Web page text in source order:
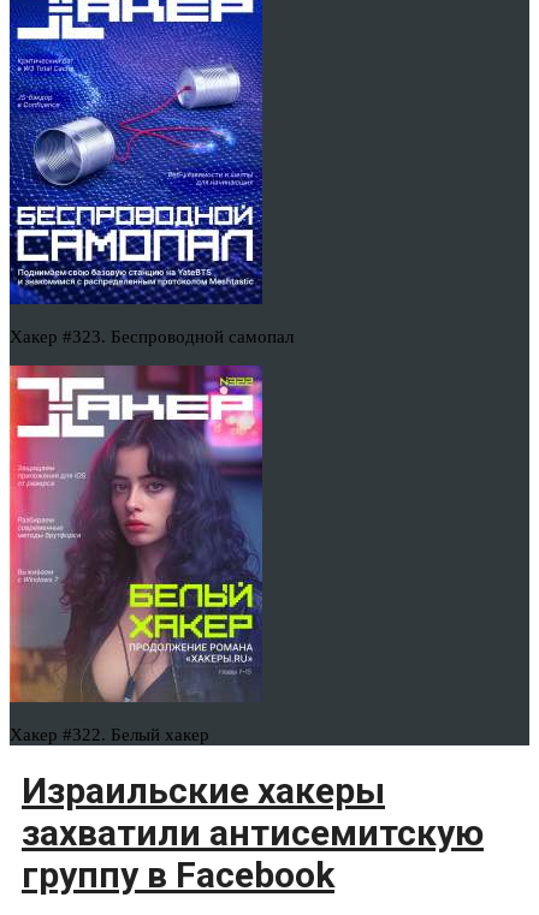
Хакер #323. Беспроводной самопал
Хакер #322. Белый хакер
Израильские хакеры
захватили антисемитскую
группу в Facebook